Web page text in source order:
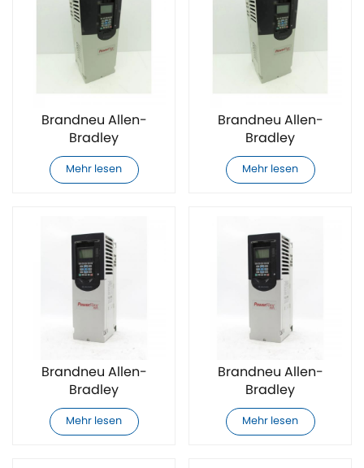
Brandneu Allen-
Bradley
20F11GC060AA0NNNNN
AC-
Mehr lesen
Brandneu Allen-
Bradley
20F11GC060JA0NNNNN
AC-
Mehr lesen
Brandneu Allen-
Bradley
20F11GC072AA0NNNNN
AC-
Mehr lesen
Brandneu Allen-
Bradley
20F11GC072JA0NNNNN
AC-
Mehr lesen